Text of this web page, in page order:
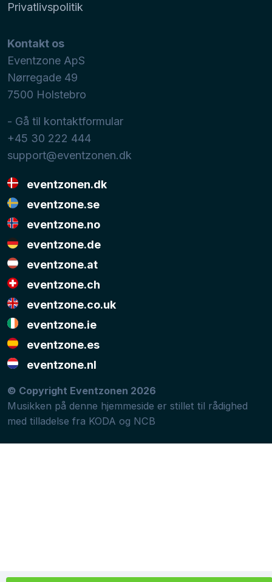
Privatlivspolitik
Kontakt os
Eventzone ApS
Nørregade 49
7500 Holstebro
- Gå til kontaktformular
+45 30 222 444
support@eventzonen.dk
eventzonen.dk
eventzone.se
eventzone.no
eventzone.de
eventzone.at
eventzone.ch
eventzone.co.uk
eventzone.ie
eventzone.es
eventzone.nl
© Copyright Eventzonen 2026
Musikken på denne hjemmeside er stillet til rådighed
med tilladelse fra KODA og NCB